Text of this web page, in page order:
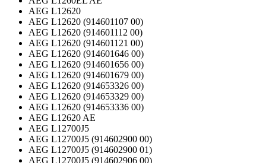
AEG L12620
AEG L12620 (914601107 00)
AEG L12620 (914601112 00)
AEG L12620 (914601121 00)
AEG L12620 (914601646 00)
AEG L12620 (914601656 00)
AEG L12620 (914601679 00)
AEG L12620 (914653326 00)
AEG L12620 (914653329 00)
AEG L12620 (914653336 00)
AEG L12620 AE
AEG L12700J5
AEG L12700J5 (914602900 00)
AEG L12700J5 (914602900 01)
AEG L12700J5 (914602906 00)